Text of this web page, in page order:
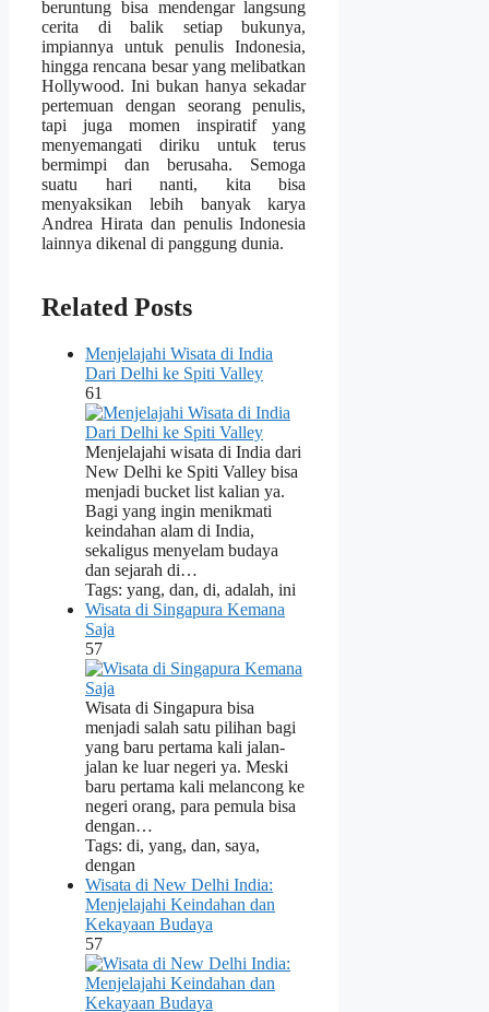
beruntung bisa mendengar langsung
cerita di balik setiap bukunya,
impiannya untuk penulis Indonesia,
hingga rencana besar yang melibatkan
Hollywood. Ini bukan hanya sekadar
pertemuan dengan seorang penulis,
tapi juga momen inspiratif yang
menyemangati diriku untuk terus
bermimpi dan berusaha. Semoga
suatu hari nanti, kita bisa
menyaksikan lebih banyak karya
Andrea Hirata dan penulis Indonesia
lainnya dikenal di panggung dunia.
Related Posts
Menjelajahi Wisata di India
Dari Delhi ke Spiti Valley
61
Menjelajahi wisata di India dari
New Delhi ke Spiti Valley bisa
menjadi bucket list kalian ya.
Bagi yang ingin menikmati
keindahan alam di India,
sekaligus menyelam budaya
dan sejarah di…
Tags: yang, dan, di, adalah, ini
Wisata di Singapura Kemana
Saja
57
Wisata di Singapura bisa
menjadi salah satu pilihan bagi
yang baru pertama kali jalan-
jalan ke luar negeri ya. Meski
baru pertama kali melancong ke
negeri orang, para pemula bisa
dengan…
Tags: di, yang, dan, saya,
dengan
Wisata di New Delhi India:
Menjelajahi Keindahan dan
Kekayaan Budaya
57